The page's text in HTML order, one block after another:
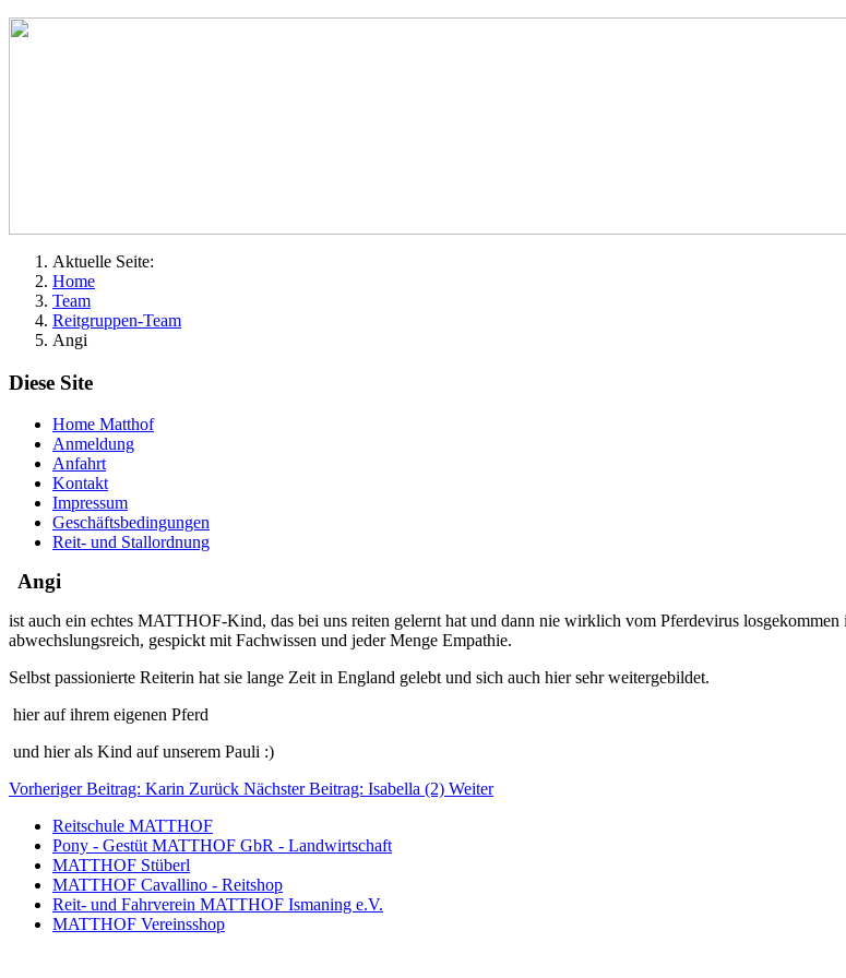
Aktuelle Seite:
Home
Team
Reitgruppen-Team
Angi
Diese Site
Home Matthof
Anmeldung
Anfahrt
Kontakt
Impressum
Geschäftsbedingungen
Reit- und Stallordnung
Angi
ist auch ein echtes MATTHOF-Kind, das bei uns reiten gelernt hat und dann nie wirklich vom Pferdevirus
abwechslungsreich, gespickt mit Fachwissen und jeder Menge Empathie.
Selbst passionierte Reiterin hat sie lange Zeit in England gelebt und sich auch hier sehr weitergebildet.
hier auf ihrem eigenen Pferd
und hier als Kind auf unserem Pauli :)
Vorheriger Beitrag: Karin Zurück Nächster Beitrag: Isabella (2) Weiter
Reitschule MATTHOF
Pony - Gestüt MATTHOF GbR - Landwirtschaft
MATTHOF Stüberl
MATTHOF Cavallino - Reitshop
Reit- und Fahrverein MATTHOF Ismaning e.V.
MATTHOF Vereinsshop